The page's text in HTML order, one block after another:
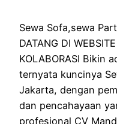
Sewa Sofa,sewa
DATANG DI
KOLABORASI Bikin
ternyata kuncinya
Jakarta, dengan
dan pencahayaan
profesional CV